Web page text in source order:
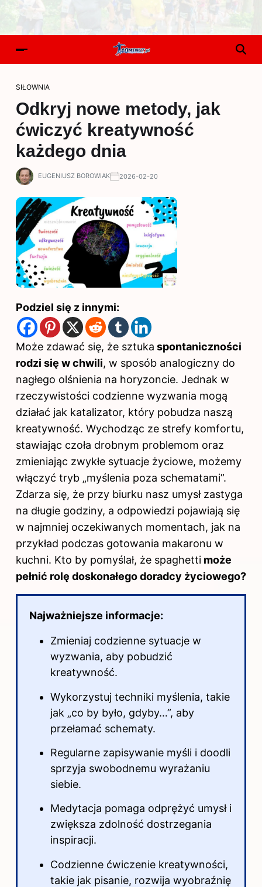
SIŁOWNIA
Odkryj nowe metody, jak
ćwiczyć kreatywność
każdego dnia
EUGENIUSZ BOROWIAK 2026-02-20
Podziel się z innymi:
Może zdawać się, że sztuka spontaniczności
rodzi się w chwili, w sposób analogiczny do
nagłego olśnienia na horyzoncie. Jednak w
rzeczywistości codzienne wyzwania mogą
działać jak katalizator, który pobudza naszą
kreatywność. Wychodząc ze strefy komfortu,
stawiając czoła drobnym problemom oraz
zmieniając zwykłe sytuacje życiowe, możemy
włączyć tryb „myślenia poza schematami”.
Zdarza się, że przy biurku nasz umysł zastyga
na długie godziny, a odpowiedzi pojawiają się
w najmniej oczekiwanych momentach, jak na
przykład podczas gotowania makaronu w
kuchni. Kto by pomyślał, że spaghetti może
pełnić rolę doskonałego doradcy życiowego?
Najważniejsze informacje:
Zmieniaj codzienne sytuacje w
wyzwania, aby pobudzić
kreatywność.
Wykorzystuj techniki myślenia, takie
jak „co by było, gdyby…”, aby
przełamać schematy.
Regularne zapisywanie myśli i doodli
sprzyja swobodnemu wyrażaniu
siebie.
Medytacja pomaga odprężyć umysł i
zwiększa zdolność dostrzegania
inspiracji.
Codzienne ćwiczenie kreatywności,
takie jak pisanie, rozwija wyobraźnię